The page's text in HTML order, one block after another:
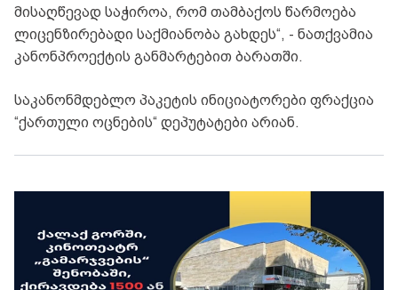
მისაღწევად საჭიროა, რომ თამბაქოს წარმოება
ლიცენზირებადი საქმიანობა გახდეს“, - ნათქვამია
კანონპროექტის განმარტებით ბარათში.
საკანონმდებლო პაკეტის ინიციატორები ფრაქცია
“ქართული ოცნების“ დეპუტატები არიან.